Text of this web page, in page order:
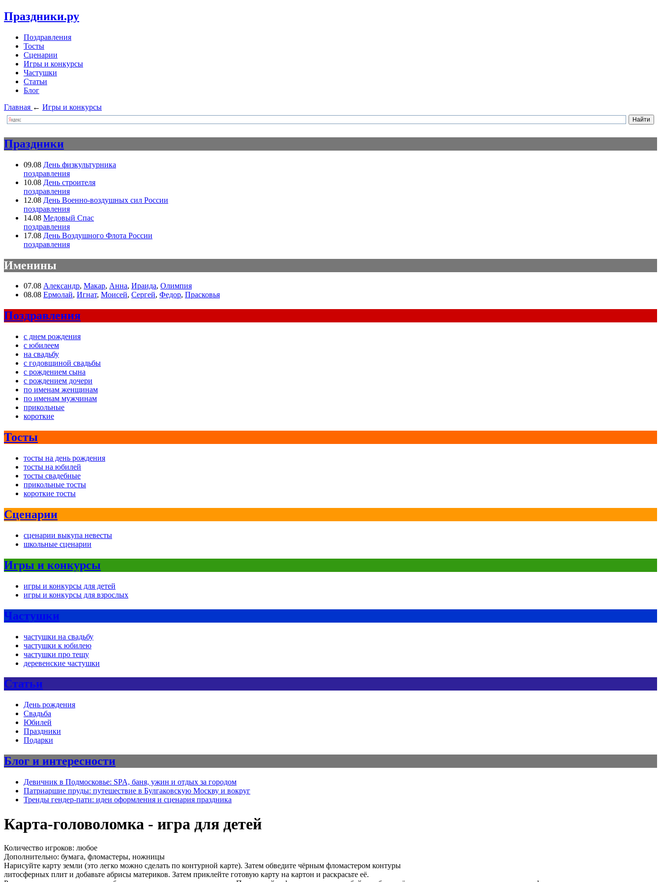
Праздники.ру
Поздравления
Тосты
Сценарии
Игры и конкурсы
Частушки
Статьи
Блог
Главная ← Игры и конкурсы
Праздники
09.08 День физкультурника
поздравления
10.08 День строителя
поздравления
12.08 День Военно-воздушных сил России
поздравления
14.08 Медовый Спас
поздравления
17.08 День Воздушного Флота России
поздравления
Именины
07.08 Александр, Макар, Анна, Ираида, Олимпия
08.08 Ермолай, Игнат, Моисей, Сергей, Федор, Прасковья
Поздравления
с днем рождения
с юбилеем
на свадьбу
с годовщиной свадьбы
с рождением сына
с рождением дочери
по именам женщинам
по именам мужчинам
прикольные
короткие
Тосты
тосты на день рождения
тосты на юбилей
тосты свадебные
прикольные тосты
короткие тосты
Сценарии
сценарии выкупа невесты
школьные сценарии
Игры и конкурсы
игры и конкурсы для детей
игры и конкурсы для взрослых
Частушки
частушки на свадьбу
частушки к юбилею
частушки про тещу
деревенские частушки
Статьи
День рождения
Свадьба
Юбилей
Праздники
Подарки
Блог и интересности
Девичник в Подмосковье: SPA, баня, ужин и отдых за городом
Патриаршие пруды: путешествие в Булгаковскую Москву и вокруг
Тренды гендер-пати: идеи оформления и сценария праздника
Карта-головоломка - игра для детей
Количество игроков: любое
Дополнительно: бумага, фломастеры, ножницы
Нарисуйте карту земли (это легко можно сделать по контурной карте). Затем обведите чёрным фломастером контуры
литосферных плит и добавьте абрисы материков. Затем приклейте готовую карту на картон и раскрасьте её.